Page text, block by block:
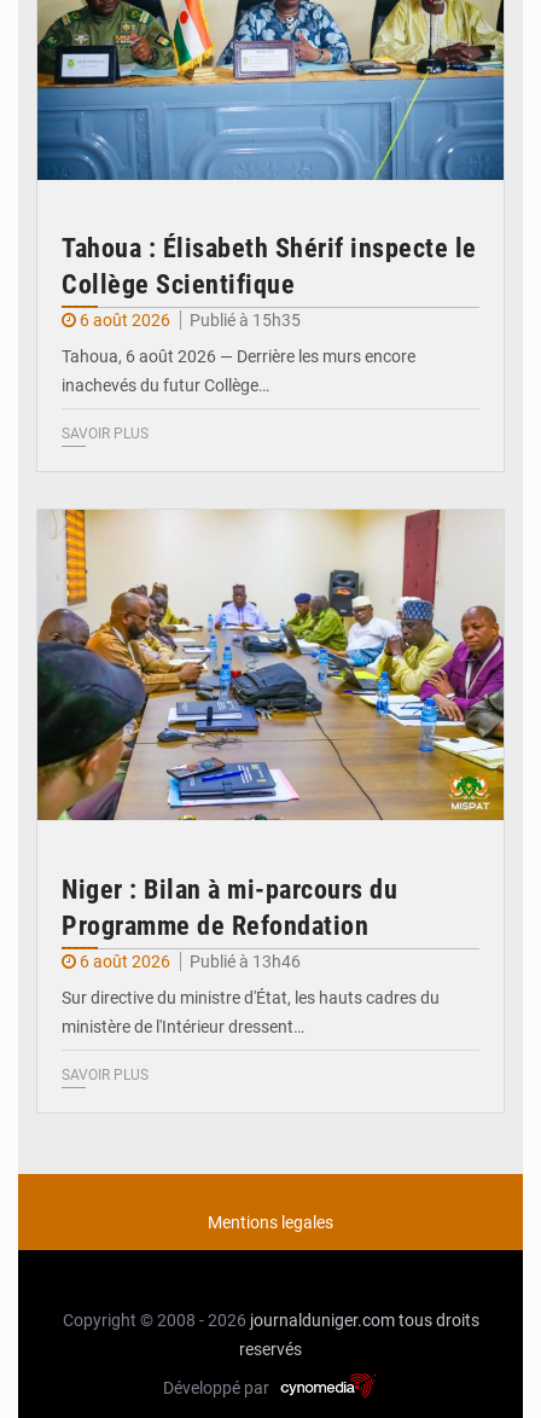
Tahoua : Élisabeth Shérif inspecte le
Collège Scientifique
6 août 2026
Publié à 15h35
Tahoua, 6 août 2026 — Derrière les murs encore
inachevés du futur Collège…
SAVOIR PLUS
Niger : Bilan à mi-parcours du
Programme de Refondation
6 août 2026
Publié à 13h46
Sur directive du ministre d'État, les hauts cadres du
ministère de l'Intérieur dressent…
SAVOIR PLUS
Mentions legales
Copyright © 2008 - 2026 journalduniger.com tous droits
reservés
Développé par